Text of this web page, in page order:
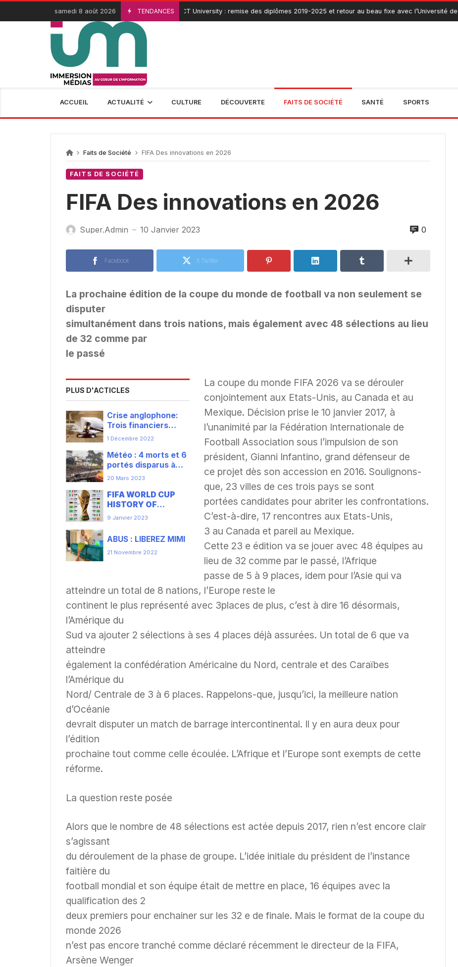
Passer
contenu
samedi 8 août 2026 TENDANCES
3 Août 2026 ICT University : remise des diplômes 2019-2025 et retour au beau fixe avec l’Université de Buea
ACCUEIL ACTUALITÉ CULTURE DÉCOUVERTE FAITS DE SOCIÉTÉ SANTÉ SPORTS
Faits de Société FIFA Des innovations en 2026
FAITS DE SOCIÉTÉ
FIFA Des innovations en 2026
Super.admin — 10 Janvier 2023 0
Facebook X Twitter
La prochaine édition de la coupe du monde de football va non seulement se
disputer
simultanément dans trois nations, mais également avec 48 sélections au lieu
de 32 comme par
le passé
PLUS D'ACTICLES
Crise anglophone:
Trois financiers
inculpés aux Etats-
1 Décembre 2022
Météo : 4 morts et 6
portés disparus à
Buea
20 Mars 2023
FIFA WORLD CUP
HISTORY OF
CHAMPIONS
9 Janvier 2023
ABUS : LIBEREZ MIMI
21 Novembre 2022
La coupe du monde FIFA 2026 va se dérouler
conjointement aux Etats-Unis, au Canada et au
Mexique. Décision prise le 10 janvier 2017, à
l’unanimité par la Fédération Internationale de
Football Association sous l’impulsion de son
président, Gianni Infantino, grand défenseur de
ce projet dès son accession en 2016. Soulignons-
que, 23 villes de ces trois pays se sont
portées candidates pour abriter les confrontations.
C’est-à-dire, 17 rencontres aux Etats-Unis,
3 au Canada et pareil au Mexique.
Cette 23 e édition va se jouer avec 48 équipes au
lieu de 32 comme par le passé, l’Afrique
passe de 5 à 9 places, idem pour l’Asie qui va
atteindre un total de 8 nations, l’Europe reste le
continent le plus représenté avec 3places de plus, c’est à dire 16 désormais,
l’Amérique du
Sud va ajouter 2 sélections à ses 4 places déjà assurées. Un total de 6 que va
atteindre
également la confédération Américaine du Nord, centrale et des Caraïbes
l’Amérique du
Nord/ Centrale de 3 à 6 places. Rappelons-que, jusqu’ici, la meilleure nation
d’Océanie
devrait disputer un match de barrage intercontinental. Il y en aura deux pour
l’édition
prochaine tout comme celle écoulée. L’Afrique et l’Europe sont exempts de cette
réforme.
La question reste posée
Alors que le nombre de 48 sélections est actée depuis 2017, rien n’est encore clair
s’agissant
du déroulement de la phase de groupe. L’idée initiale du président de l’instance
faitière du
football mondial et son équipe était de mettre en place, 16 équipes avec la
qualification des 2
deux premiers pour enchainer sur les 32 e de finale. Mais le format de la coupe du
monde 2026
n’est pas encore tranché comme déclaré récemment le directeur de la FIFA,
Arsène Wenger